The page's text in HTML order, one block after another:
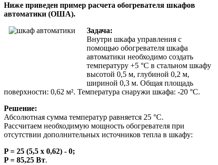
Ниже приведен пример расчета обогревателя шкафов
автоматики (ОША).
Задача:
Внутри шкафа управления с
помощью обогревателя шкафа
автоматики необходимо создать
температуру +5 °С в стальном шкафу
высотой 0,5 м, глубиной 0,2 м,
шириной 0,3 м. Общая площадь
поверхности: 0,62 м². Температура снаружи шкафа: -20 °С.
Решение:
Абсолютная сумма температур равняется 25 °С.
Рассчитаем необходимую мощность обогревателя при
отсутствии дополнительных источников тепла в шкафу:
P = 25 (5,5 x 0,62) - 0;
P = 85,25 Вт.